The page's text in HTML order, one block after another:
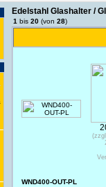
Edelstahl Glashalter /
1 bis 20 (von 28)
WND400-OUT-PL